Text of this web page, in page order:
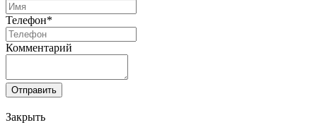
Телефон*
Комментарий
Отправить
Закрыть